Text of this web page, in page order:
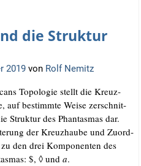
die Struktur
2019 von Rolf Nemitz
Topo­lo­gie stellt die Kreuz­
auf bestimm­te Wei­se zer­schnit­
Struk­tur des Phan­tas­mas dar.
der Kreuz­hau­be und Zuord­
den drei Kom­po­nen­ten des
$, ◊ und a.